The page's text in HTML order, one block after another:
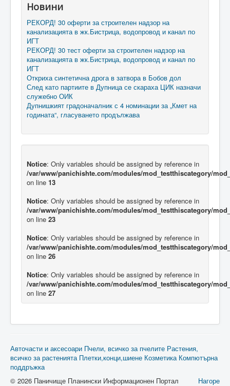
Новини
РЕКОРД! 30 оферти за строителен надзор на
канализацията в жк.Бистрица, водопровод и канал по
ИГТ
РЕКОРД! 30 тест оферти за строителен надзор на
канализацията в жк.Бистрица, водопровод и канал по
ИГТ
Откриха синтетична дрога в затвора в Бобов дол
След като партиите в Дупница се скараха ЦИК назначи
служебно ОИК
Дупнишкият градоначалник с 4 номинации за „Кмет на
годината“, гласуването продължава
Notice: Only variables should be assigned by reference in
/var/www/panichishte.com/modules/mod_testthiscategory/
on line 13
Notice: Only variables should be assigned by reference in
/var/www/panichishte.com/modules/mod_testthiscategory/
on line 23
Notice: Only variables should be assigned by reference in
/var/www/panichishte.com/modules/mod_testthiscategory/
on line 26
Notice: Only variables should be assigned by reference in
/var/www/panichishte.com/modules/mod_testthiscategory/
on line 27
Авточасти и аксесоари Пчели, всичко за пчелите Растения,
всичко за растенията Плетки,конци,шиене Козметика Компютърна
поддръжка
Нагоре
© 2026 Паничище Планински Информационен Портал